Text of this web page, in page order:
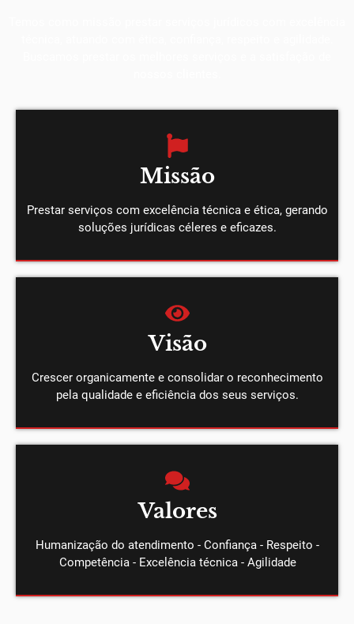
Missão
Prestar serviços com excelência técnica e ética, gerando
soluções jurídicas céleres e eficazes.
Visão
Crescer organicamente e consolidar o reconhecimento
pela qualidade e eficiência dos seus serviços.
Valores
Humanização do atendimento - Confiança - Respeito -
Competência - Excelência técnica - Agilidade